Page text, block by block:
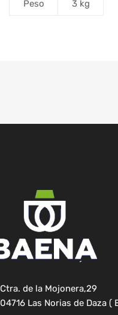
Peso 3 kg
Ctra. de la Mojonera,29
04716 Las Norias de Daza (